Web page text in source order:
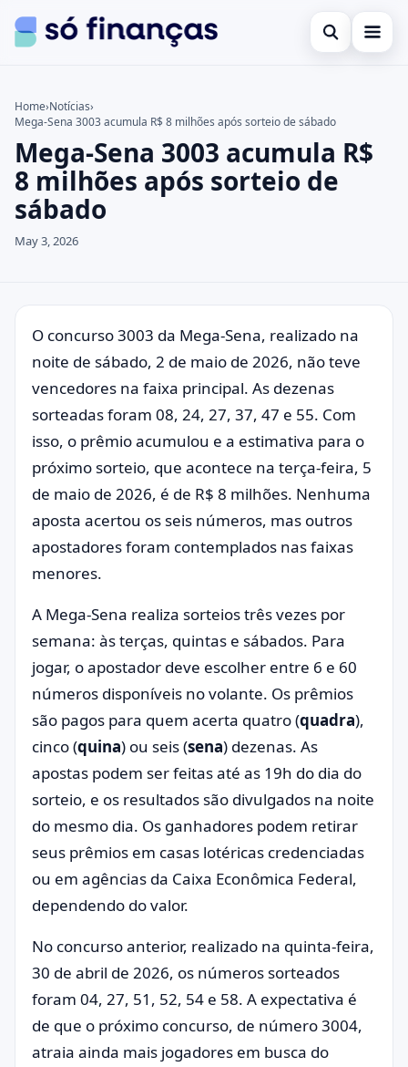
Open search
Empréstimos
Investimentos
Search the site
Search for:
Press Enter to search or ESC to close.
Home›Notícias›
Mega-Sena 3003 acumula R$ 8 milhões após sorteio de sábado
Mega-Sena 3003 acumula R$
8 milhões após sorteio de
sábado
May 3, 2026
O concurso 3003 da Mega-Sena, realizado na
noite de sábado, 2 de maio de 2026, não teve
vencedores na faixa principal. As dezenas
sorteadas foram 08, 24, 27, 37, 47 e 55. Com
isso, o prêmio acumulou e a estimativa para o
próximo sorteio, que acontece na terça-feira, 5
de maio de 2026, é de R$ 8 milhões. Nenhuma
aposta acertou os seis números, mas outros
apostadores foram contemplados nas faixas
menores.
A Mega-Sena realiza sorteios três vezes por
semana: às terças, quintas e sábados. Para
jogar, o apostador deve escolher entre 6 e 60
números disponíveis no volante. Os prêmios
são pagos para quem acerta quatro (quadra),
cinco (quina) ou seis (sena) dezenas. As
apostas podem ser feitas até as 19h do dia do
sorteio, e os resultados são divulgados na noite
do mesmo dia. Os ganhadores podem retirar
seus prêmios em casas lotéricas credenciadas
ou em agências da Caixa Econômica Federal,
dependendo do valor.
No concurso anterior, realizado na quinta-feira,
30 de abril de 2026, os números sorteados
foram 04, 27, 51, 52, 54 e 58. A expectativa é
de que o próximo concurso, de número 3004,
atraia ainda mais jogadores em busca do